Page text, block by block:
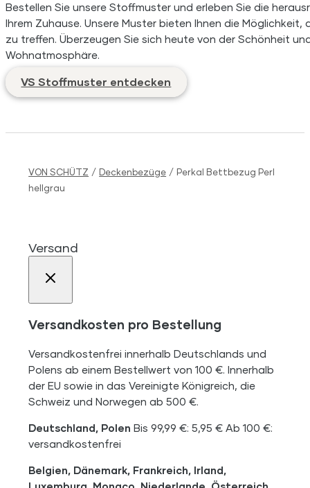
Bestellen Sie unsere Stoffmuster und erleben Sie die
Ihrem Zuhause. Unsere Muster bieten Ihnen die
zu treffen. Überzeugen Sie sich heute von der Schönheit
Wohnatmosphäre.
VS Stoffmuster entdecken
VON SCHÜTZ / Deckenbezüge / Perkal Bettbezug Perl
hellgrau
Versand
Versandkosten pro Bestellung
Versandkostenfrei innerhalb Deutschlands und
Polens ab einem Bestellwert von 100 €. Innerhalb
der EU sowie in das Vereinigte Königreich, die
Schweiz und Norwegen ab 500 €.
Deutschland, Polen Bis 99,99 €: 5,95 € Ab 100 €:
versandkostenfrei
Belgien, Dänemark, Frankreich, Irland,